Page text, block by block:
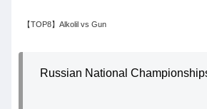
【TOP8】Alkolil vs Gun
Russian National